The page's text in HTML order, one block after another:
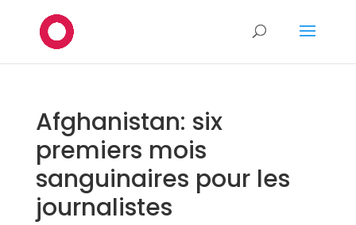
Afghanistan: six
premiers mois
sanguinaires pour les
journalistes